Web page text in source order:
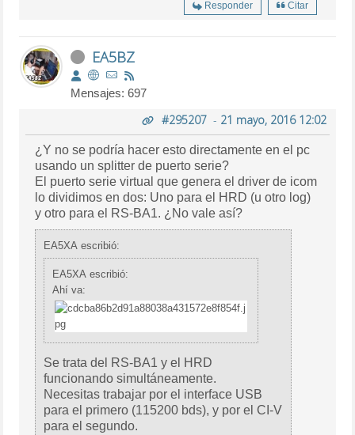
Responder Citar
EA5BZ
Mensajes: 697
#295207- 21 mayo, 2016 12:02
¿Y no se podría hacer esto directamente en el pc
usando un splitter de puerto serie?
El puerto serie virtual que genera el driver de icom
lo dividimos en dos: Uno para el HRD (u otro log)
y otro para el RS-BA1. ¿No vale así?
EA5XA escribió:
EA5XA escribió:
Ahí va:
Se trata del RS-BA1 y el HRD
funcionando simultáneamente.
Necesitas trabajar por el interface USB
para el primero (115200 bds), y por el CI-V
para el segundo.